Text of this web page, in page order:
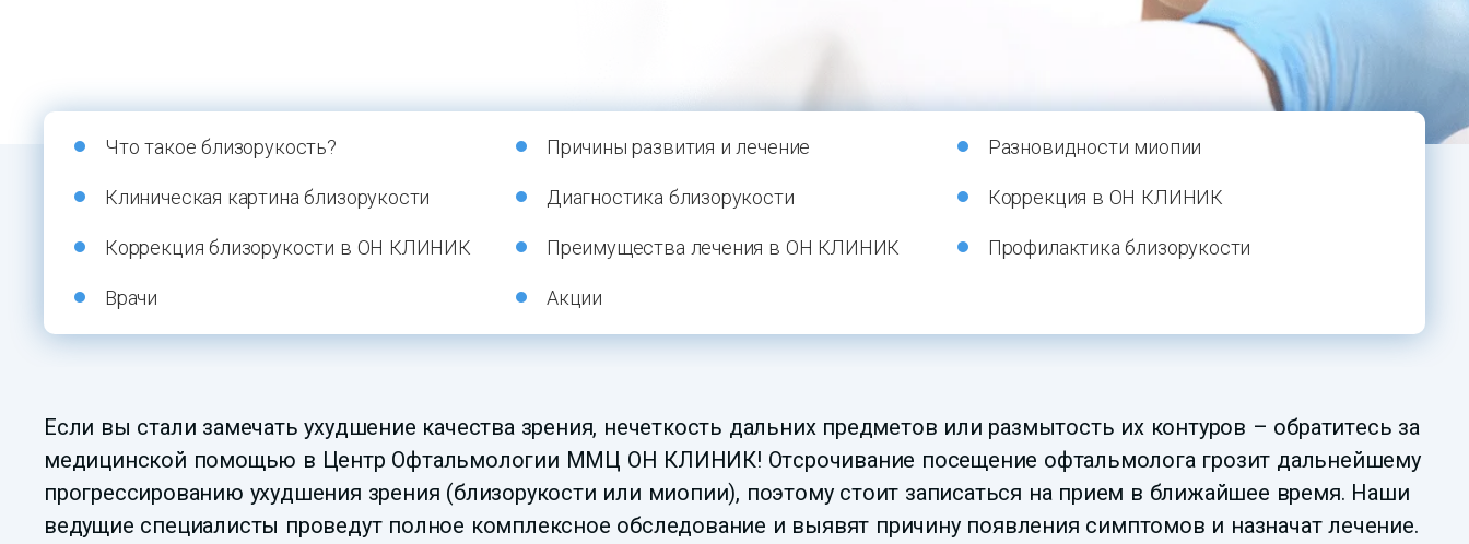
Что такое близорукость? Причины развития и лечение Разновидности миопии
Клиническая картина близорукости Диагностика близорукости Коррекция в ОН КЛИНИК
Коррекция близорукости в ОН КЛИНИК Преимущества лечения в ОН КЛИНИК Профилактика близорукости
Врачи Акции
Если вы стали замечать ухудшение качества зрения, нечеткость дальних предметов или размытость их контуров – обратитесь за
медицинской помощью в Центр Офтальмологии ММЦ ОН КЛИНИК! Отсрочивание посещение офтальмолога грозит дальнейшему
прогрессированию ухудшения зрения (близорукости или миопии), поэтому стоит записаться на прием в ближайшее время. Наши
ведущие специалисты проведут полное комплексное обследование и выявят причину появления симптомов и назначат лечение.